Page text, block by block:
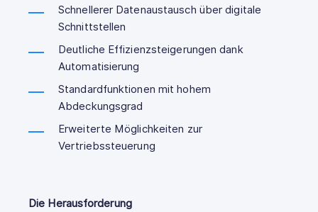
Schnellerer Datenaustausch über digitale
Schnittstellen
Deutliche Effizienzsteigerungen dank
Automatisierung
Standardfunktionen mit hohem
Abdeckungsgrad
Erweiterte Möglichkeiten zur
Vertriebssteuerung
Die Herausforderung